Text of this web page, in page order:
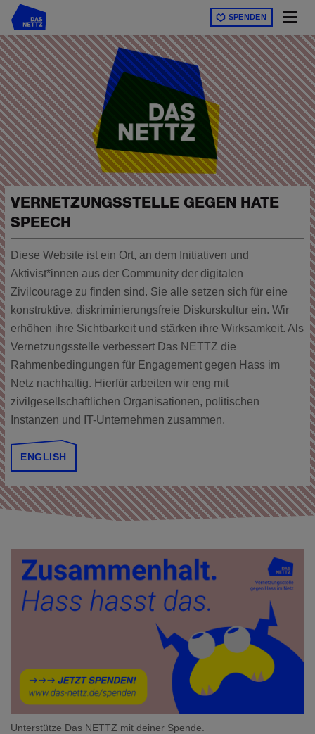
Direkt
zum
Inhalt
SPENDEN
VERNETZUNGSSTELLE GEGEN HATE
SPEECH
Diese Website ist ein Ort, an dem Initiativen und
Aktivist*innen aus der Community der digitalen
Zivilcourage zu finden sind. Sie alle setzen sich für eine
konstruktive, diskriminierungsfreie Diskurskultur ein. Wir
erhöhen ihre Sichtbarkeit und stärken ihre Wirksamkeit. Als
Vernetzungsstelle verbessert Das NETTZ die
Rahmenbedingungen für Engagement gegen Hass im
Netz nachhaltig. Hierfür arbeiten wir eng mit
zivilgesellschaftlichen Organisationen, politischen
Instanzen und IT-Unternehmen zusammen.
ENGLISH
Unterstütze Das NETTZ mit deiner Spende.